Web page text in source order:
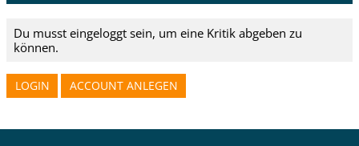
Du musst eingeloggt sein, um eine Kritik abgeben zu
können.
LOGIN ACCOUNT ANLEGEN